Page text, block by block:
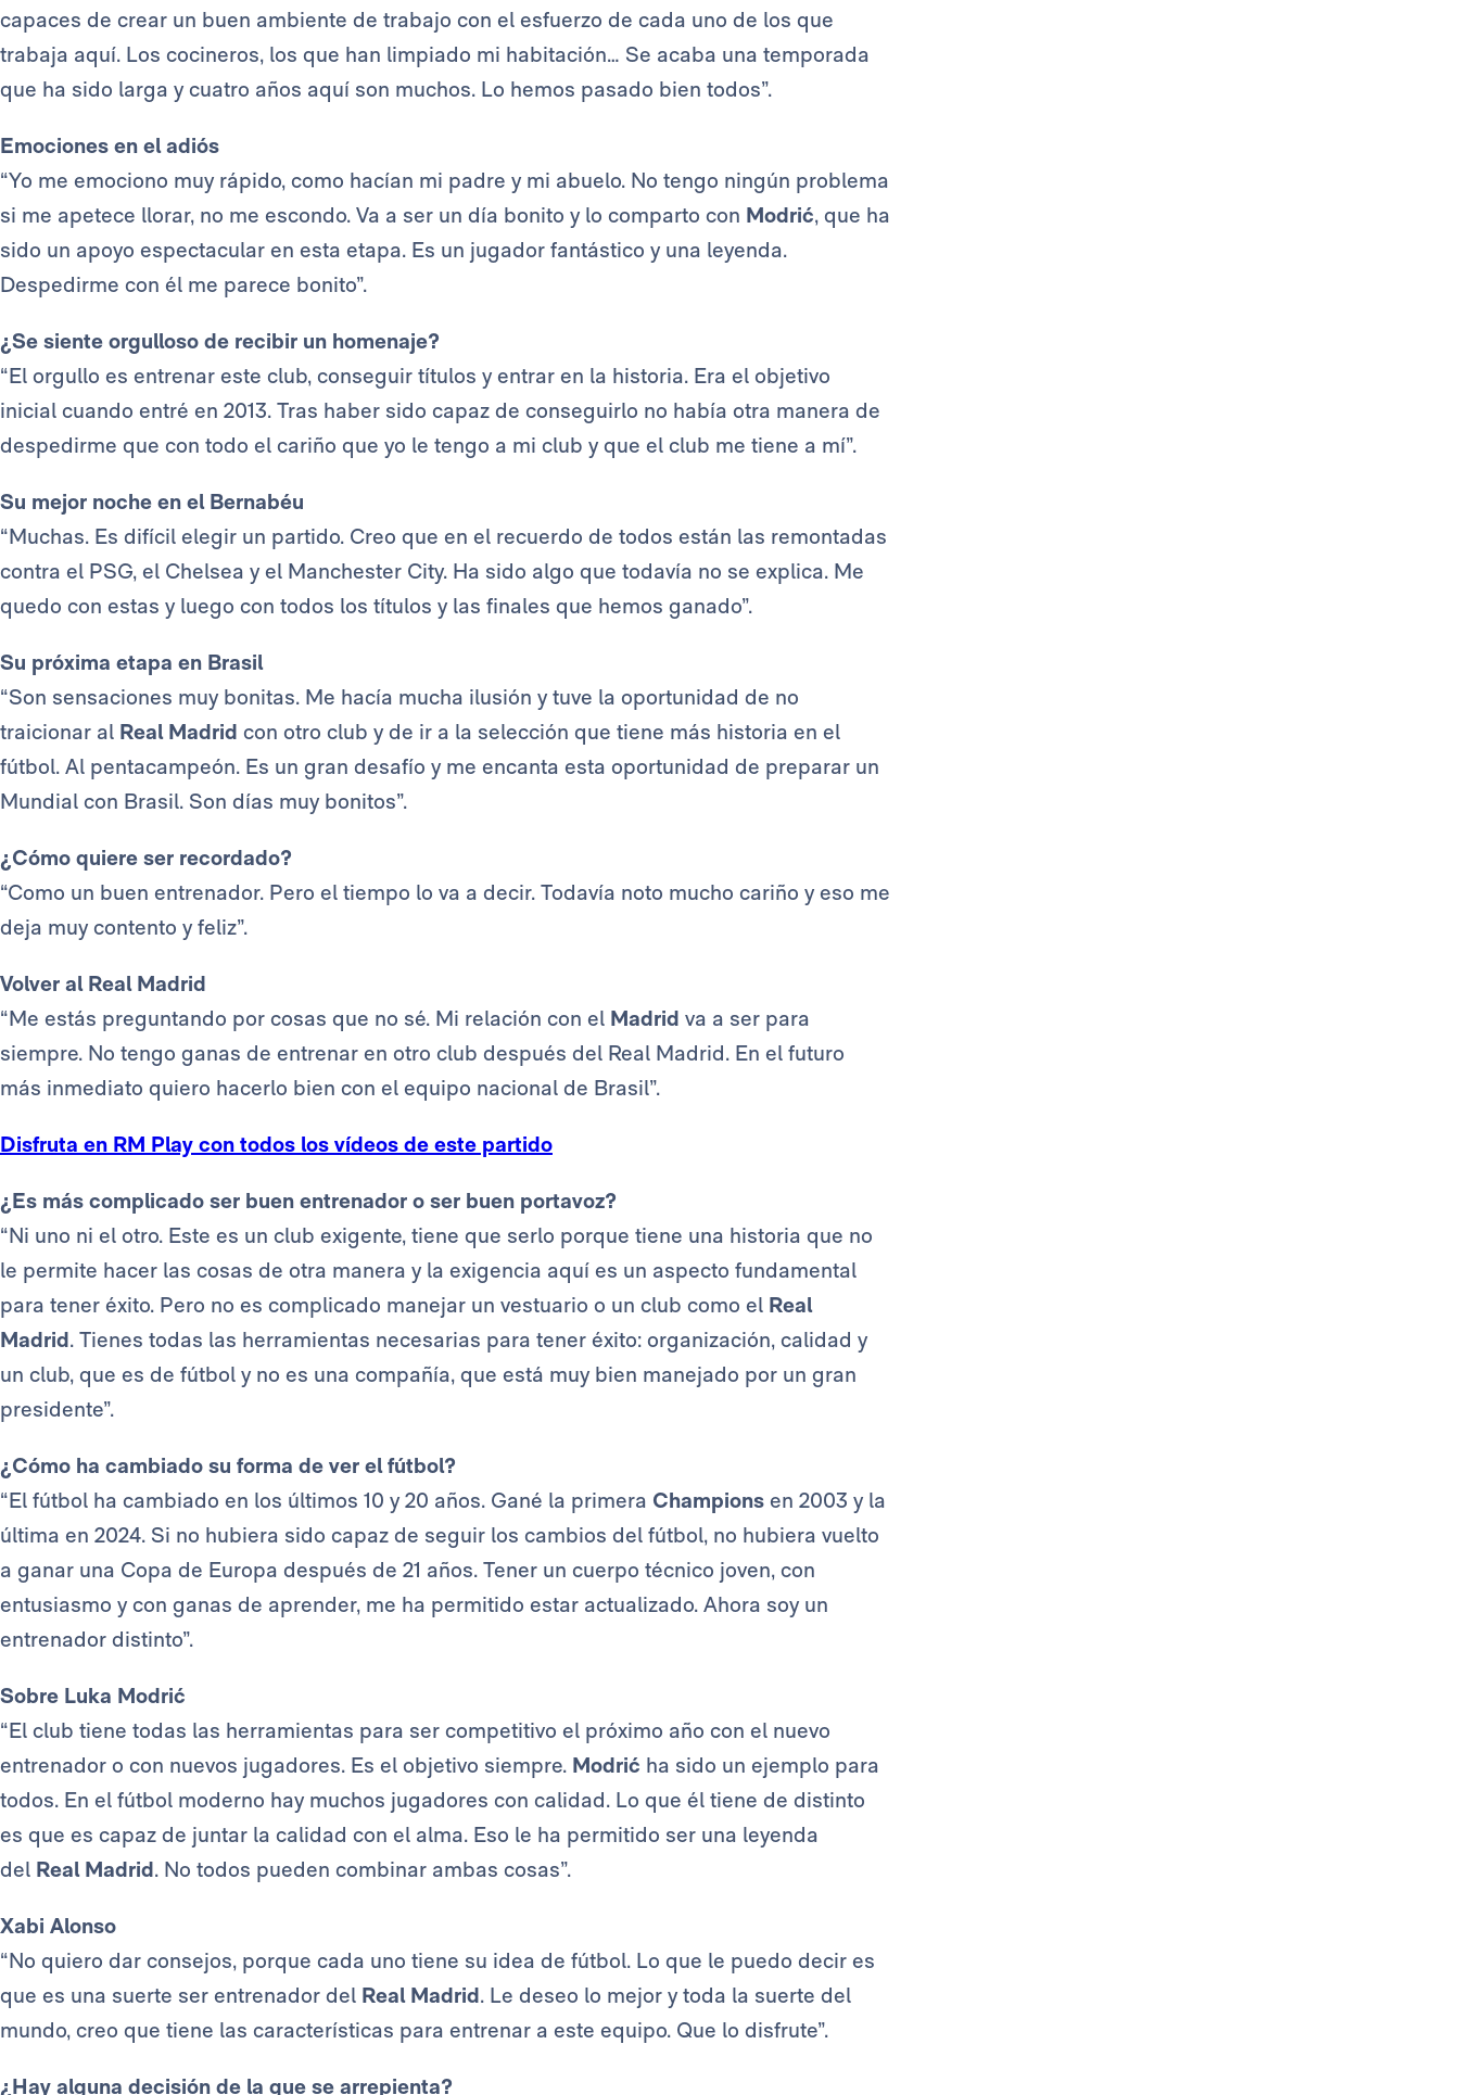
capaces de crear un buen ambiente de trabajo con el esfuerzo de cada uno de los que
trabaja aquí. Los cocineros, los que han limpiado mi habitación… Se acaba una temporada
que ha sido larga y cuatro años aquí son muchos. Lo hemos pasado bien todos”.
Emociones en el adiós
“Yo me emociono muy rápido, como hacían mi padre y mi abuelo. No tengo ningún problema
si me apetece llorar, no me escondo. Va a ser un día bonito y lo comparto con Modrić, que ha
sido un apoyo espectacular en esta etapa. Es un jugador fantástico y una leyenda.
Despedirme con él me parece bonito”.
¿Se siente orgulloso de recibir un homenaje?
“El orgullo es entrenar este club, conseguir títulos y entrar en la historia. Era el objetivo
inicial cuando entré en 2013. Tras haber sido capaz de conseguirlo no había otra manera de
despedirme que con todo el cariño que yo le tengo a mi club y que el club me tiene a mí”.
Su mejor noche en el Bernabéu
“Muchas. Es difícil elegir un partido. Creo que en el recuerdo de todos están las remontadas
contra el PSG, el Chelsea y el Manchester City. Ha sido algo que todavía no se explica. Me
quedo con estas y luego con todos los títulos y las finales que hemos ganado”.
Su próxima etapa en Brasil
“Son sensaciones muy bonitas. Me hacía mucha ilusión y tuve la oportunidad de no
traicionar al Real Madrid con otro club y de ir a la selección que tiene más historia en el
fútbol. Al pentacampeón. Es un gran desafío y me encanta esta oportunidad de preparar un
Mundial con Brasil. Son días muy bonitos”.
¿Cómo quiere ser recordado?
“Como un buen entrenador. Pero el tiempo lo va a decir. Todavía noto mucho cariño y eso me
deja muy contento y feliz”.
Volver al Real Madrid
“Me estás preguntando por cosas que no sé. Mi relación con el Madrid va a ser para
siempre. No tengo ganas de entrenar en otro club después del Real Madrid. En el futuro
más inmediato quiero hacerlo bien con el equipo nacional de Brasil”.
Disfruta en RM Play con todos los vídeos de este partido
¿Es más complicado ser buen entrenador o ser buen portavoz?
“Ni uno ni el otro. Este es un club exigente, tiene que serlo porque tiene una historia que no
le permite hacer las cosas de otra manera y la exigencia aquí es un aspecto fundamental
para tener éxito. Pero no es complicado manejar un vestuario o un club como el Real
Madrid. Tienes todas las herramientas necesarias para tener éxito: organización, calidad y
un club, que es de fútbol y no es una compañía, que está muy bien manejado por un gran
presidente”.
¿Cómo ha cambiado su forma de ver el fútbol?
“El fútbol ha cambiado en los últimos 10 y 20 años. Gané la primera Champions en 2003 y la
última en 2024. Si no hubiera sido capaz de seguir los cambios del fútbol, no hubiera vuelto
a ganar una Copa de Europa después de 21 años. Tener un cuerpo técnico joven, con
entusiasmo y con ganas de aprender, me ha permitido estar actualizado. Ahora soy un
entrenador distinto”.
Sobre Luka Modrić
“El club tiene todas las herramientas para ser competitivo el próximo año con el nuevo
entrenador o con nuevos jugadores. Es el objetivo siempre. Modrić ha sido un ejemplo para
todos. En el fútbol moderno hay muchos jugadores con calidad. Lo que él tiene de distinto
es que es capaz de juntar la calidad con el alma. Eso le ha permitido ser una leyenda
del Real Madrid. No todos pueden combinar ambas cosas”.
Xabi Alonso
“No quiero dar consejos, porque cada uno tiene su idea de fútbol. Lo que le puedo decir es
que es una suerte ser entrenador del Real Madrid. Le deseo lo mejor y toda la suerte del
mundo, creo que tiene las características para entrenar a este equipo. Que lo disfrute”.
¿Hay alguna decisión de la que se arrepienta?